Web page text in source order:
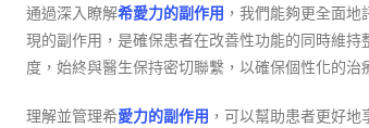
通過深入瞭解希愛力的副作用 ，我們能夠更全面
現的副作用，是確保患者在改善性功能的同時維
度，始終與醫生保持密切聯繫，以確保個性化的治
理解並管理希愛力的副作用 ，可以幫助患者更好